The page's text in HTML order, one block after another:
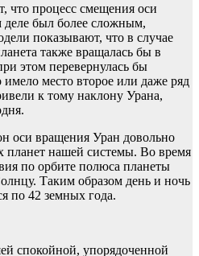
что процесс смещения оси
был более сложным,
показывают, что в случае
также вращалась бы в
этом перевернулась бы
место второе или даже ряд
к тому наклону Урана,
оси вращения Уран довольно
планет нашей системы. Во время
по орбите полюса планеты
Таким образом день и ночь
по 42 земных года.
спокойной, упорядоченной